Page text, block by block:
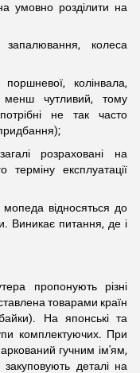
умовно розділити на
запалювання, колеса
колінвала,
менш чутливий, тому
не так часто
розраховані на
терміну експлуатації
відносяться до
Виникає питання, де і
пропонують різні
​​товарами країн
байки). На японські та
комплектуючих. При
гучним ім'ям,
закуповують деталі на